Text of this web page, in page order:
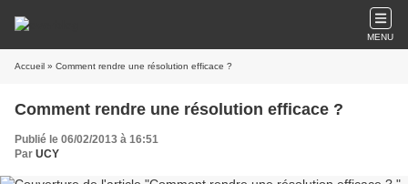
MENU
Accueil » Comment rendre une résolution efficace ?
Comment rendre une résolution efficace ?
Publié le 06/02/2013 à 16:51
Par UCY